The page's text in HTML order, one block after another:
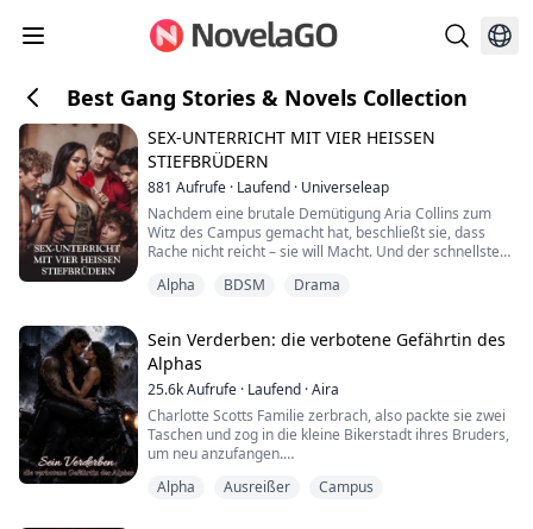
Best Gang Stories & Novels Collection
SEX-UNTERRICHT MIT VIER HEISSEN
STIEFBRÜDERN
881 Aufrufe · Laufend · Universeleap
Nachdem eine brutale Demütigung Aria Collins zum
Witz des Campus gemacht hat, beschließt sie, dass
Rache nicht reicht – sie will Macht. Und der schnellste
wegzunehmen, den ihre Feindin am meisten will.
Das Problem? Aria hat keine Ahnung, wie sie dafür
sorgen soll, dass ein Kerl wie er sie überhaupt bemerkt.
Also macht sie den vier gefährlichs...
Alpha BDSM Drama
Sein Verderben: die verbotene Gefährtin des
Alphas
25.6kAufrufe · Laufend ·Aira
Charlotte Scotts Familie zerbrach, also packte sie zwei
Taschen und zog in die kleine Bikerstadt ihres Bruders,
um neu anzufangen.
Sie wusste nicht, dass er ein Rudel hatte. Sie wusste
Alpha Ausreißer Campus